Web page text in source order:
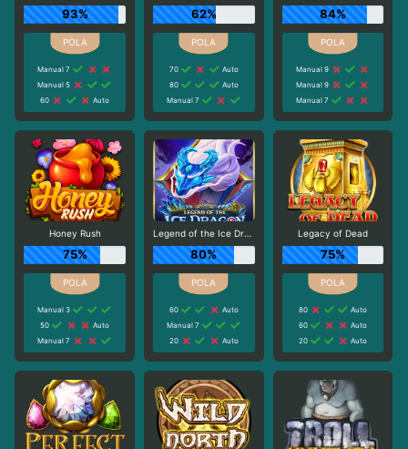
93%
Manual 7
Manual 5
60
Auto
62%
70
Auto
80
Auto
Manual 7
84%
Manual 9
Manual 9
Manual 7
Honey Rush
75%
Manual 3
50
Auto
Manual 7
Legend of the Ice Dragon
80%
60
Auto
Manual 7
20
Auto
Legacy of Dead
75%
80
Auto
60
Auto
20
Auto